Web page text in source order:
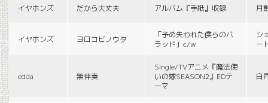
イヤホンズ だから大丈夫 アルバム『手紙』収録 月
イヤホンズ ヨロコビノウタ
「予め失われた僕らのバ
ラッド」c/w
シ
ー
edda 無伴奏
Single/TVアニメ『魔法使
いの嫁SEASON2』EDテ
ーマ
白